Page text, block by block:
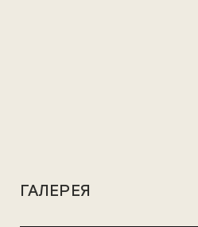
ГАЛЕРЕЯ